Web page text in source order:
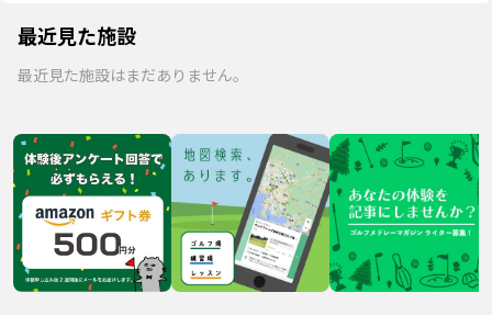
最近見た施設
最近見た施設はまだありません。